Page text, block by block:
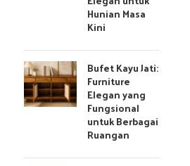
Hunian Masa
Kini
Bufet Kayu Jati:
Furniture
Elegan yang
Fungsional
untuk Berbagai
Ruangan